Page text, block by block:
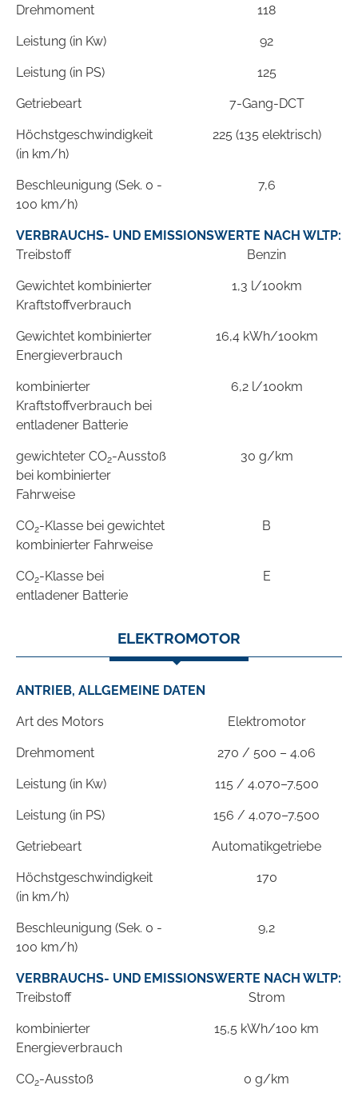
Drehmoment 118
Leistung (in Kw) 92
Leistung (in PS) 125
Getriebeart 7-Gang-DCT
Höchstgeschwindigkeit
(in km/h)
225 (135 elektrisch)
Beschleunigung (Sek. 0 -
100 km/h)
7,6
VERBRAUCHS- UND EMISSIONSWERTE NACH WLTP:
Treibstoff
Benzin
Gewichtet kombinierter
Kraftstoffverbrauch
1,3 l/100km
Gewichtet kombinierter
Energieverbrauch
16,4 kWh/100km
kombinierter
Kraftstoffverbrauch bei
entladener Batterie
6,2 l/100km
gewichteter CO2-Ausstoß
bei kombinierter
Fahrweise
30 g/km
CO2-Klasse bei gewichtet
kombinierter Fahrweise
B
CO2-Klasse bei
entladener Batterie
E
ELEKTROMOTOR
ANTRIEB, ALLGEMEINE DATEN
Art des Motors Elektromotor
Drehmoment 270 / 500 – 4.06
Leistung (in Kw) 115 / 4.070–7.500
Leistung (in PS) 156 / 4.070–7.500
Getriebeart Automatikgetriebe
Höchstgeschwindigkeit
(in km/h)
170
Beschleunigung (Sek. 0 -
100 km/h)
9,2
VERBRAUCHS- UND EMISSIONSWERTE NACH WLTP:
Treibstoff
Strom
kombinierter
Energieverbrauch
15,5 kWh/100 km
CO2-Ausstoß 0 g/km